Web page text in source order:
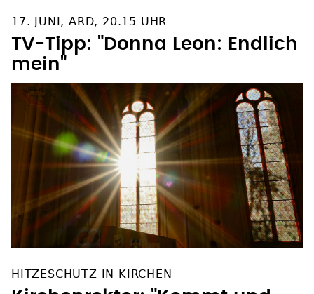
TV-Tipp: "Donna Leon: Endlich
mein"
Kirchenrektor: "Kommt und